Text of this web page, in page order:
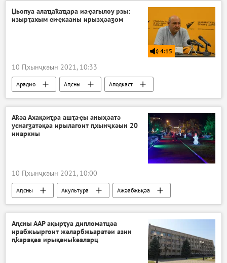
Џьопуа алаҵаҟаҵара иаҿагылоу рзы:
изырҭахым еиҿкааны ирызҳәаӡом
4:15
10 Ԥхынҷкәын 2021, 10:33
Арадио Аԥсны
Аподкаст
Аҿкчымазара, алаҵаҟаҵара: акоронавирус азы Аԥсны аҭагылазаашьа
Аҟәа Ахақәиҭра ашҭаҿы аныҳәатә
уснагӡатәқәа ирылагоит ԥхынҷкәын 20
инаркны
10 Ԥхынҷкәын 2021, 10:00
Аԥсны Акультура Ажәабжьқәа
Аԥсны ААР ақырҭуа дипломатцәа
ирабжьыргоит жәларбжьаратәи азин
ԥҟарақәа ирықәныҟәаларц